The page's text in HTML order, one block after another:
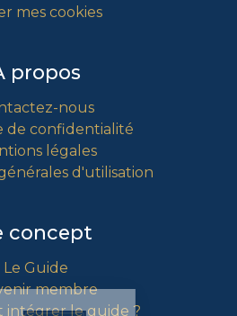
mes cookies
propos
nous
de confidentialité
légales
d'utilisation
concept
Le Guide
membre
intégrer le guide ?